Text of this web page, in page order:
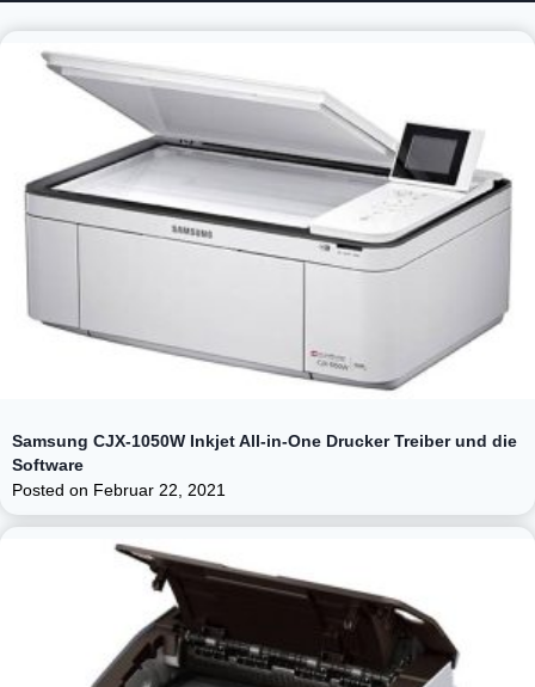
Samsung CJX-1050W Inkjet All-in-One Drucker Treiber und die
Software
Posted on Februar 22, 2021